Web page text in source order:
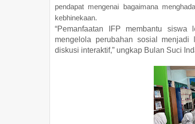
pendapat mengenai bagaimana
kebhinekaan.
“Pemanfaatan IFP membantu
mengelola perubahan sosial
diskusi interaktif,” ungkap Bulan Suci